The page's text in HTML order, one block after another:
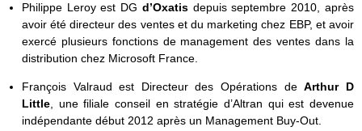
Philippe Leroy est DG d’Oxatisdepuis septembre 2010, après
avoir été directeur des ventes et du marketing chez EBP, et avoir
exercé plusieurs fonctions de management des ventes dans la
distribution chez Microsoft France.
François Valraud est Directeur des Opérations deArthur D
Little, une filiale conseil en stratégie d’Altran qui est devenue
indépendante début 2012 après un Management Buy-Out.